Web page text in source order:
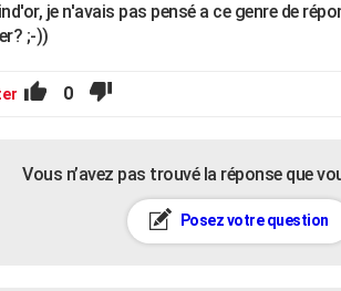
je n'avais pas pensé a ce genre de
;-))
0
Vous n’avez pas trouvé la réponse que
Posez votre question